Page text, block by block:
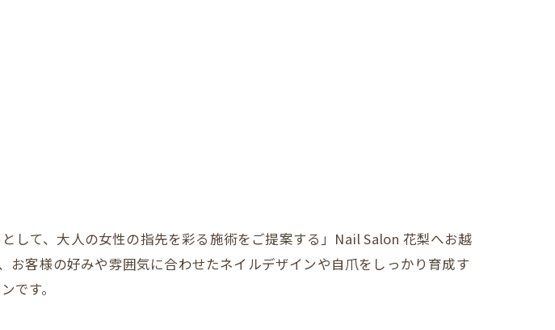
して、大人の女性の指先を彩る施術をご提案する」Nail Salon 花梨へお越
客様の好みや雰囲気に合わせたネイルデザインや自爪をしっかり育成す
です。